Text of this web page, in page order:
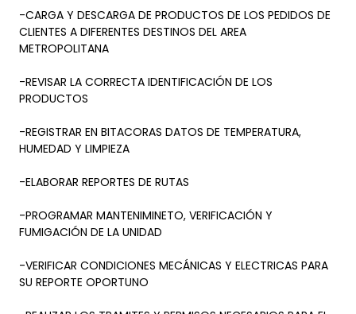
-CARGA Y DESCARGA DE PRODUCTOS DE LOS PEDIDOS DE
CLIENTES A DIFERENTES DESTINOS DEL AREA
METROPOLITANA
-REVISAR LA CORRECTA IDENTIFICACIÓN DE LOS
PRODUCTOS
-REGISTRAR EN BITACORAS DATOS DE TEMPERATURA,
HUMEDAD Y LIMPIEZA
-ELABORAR REPORTES DE RUTAS
-PROGRAMAR MANTENIMINETO, VERIFICACIÓN Y
FUMIGACIÓN DE LA UNIDAD
-VERIFICAR CONDICIONES MECÁNICAS Y ELECTRICAS PARA
SU REPORTE OPORTUNO